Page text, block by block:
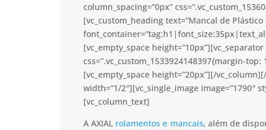
column_spacing=”0px”
[vc_custom_heading text=”Mancal de Plástico
[vc_empty_space height=”10px”][vc_separator
css=”.vc_custom_1533924148397{margin-
[vc_empty_space height=”20px”][/
width=”1/2″][vc_single_image image=”1790″
[vc_column_text]
A AXIAL rolamentos e mancais, além de